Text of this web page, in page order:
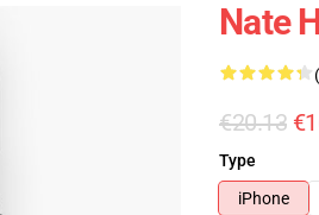
Nate
€20.13
Type
iPhone